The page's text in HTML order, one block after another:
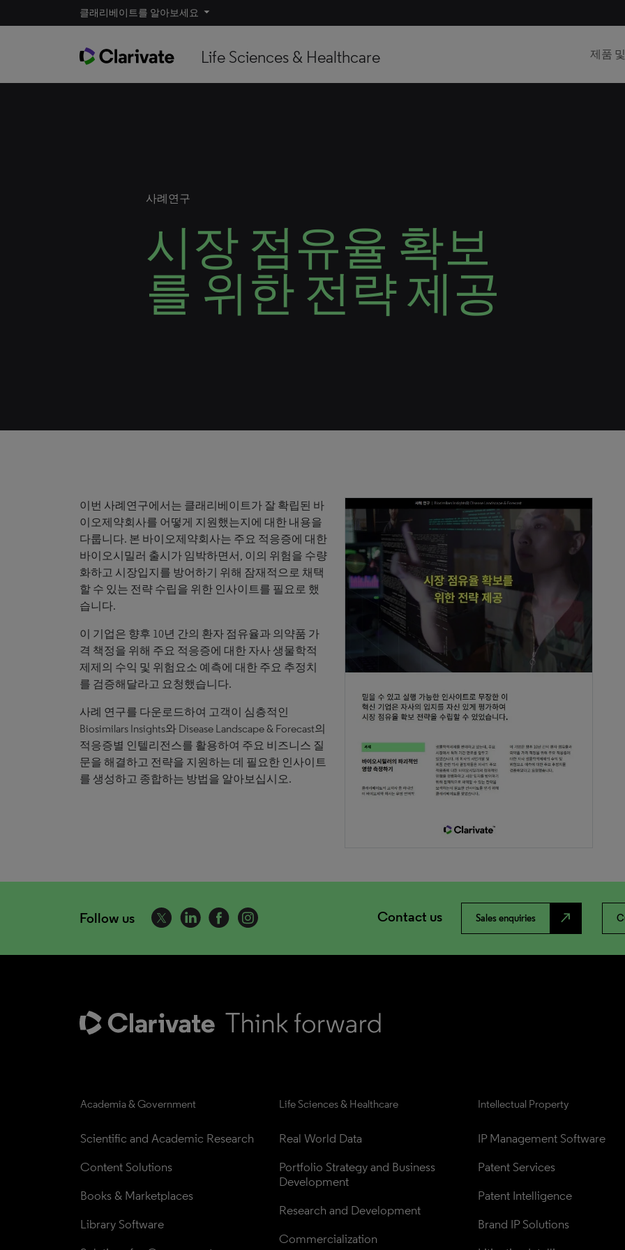
클래리베이트를 알아보세요
Life Sciences & Healthcare 제품
사례연구
시장 점유율 확보
를 위한 전략 제공
이번 사례연구에서는 클래리베이트가 잘 확립된 바
이오제약회사를 어떻게 지원했는지에 대한 내용을
다룹니다. 본 바이오제약회사는 주요 적응증에 대한
바이오시밀러 출시가 임박하면서, 이의 위험을 수량
화하고 시장입지를 방어하기 위해 잠재적으로 채택
할 수 있는 전략 수립을 위한 인사이트를 필요로 했
습니다.
이 기업은 향후 10년 간의 환자 점유율과 의약품 가
격 책정을 위해 주요 적응증에 대한 자사 생물학적
제제의 수익 및 위험요소 예측에 대한 주요 추정치
를 검증해달라고 요청했습니다.
사례 연구를 다운로드하여 고객이 심층적인
Biosimilars Insights와 Disease Landscape & Forecast의
적응증별 인텔리전스를 활용하여 주요 비즈니스 질
문을 해결하고 전략을 지원하는 데 필요한 인사이트
를 생성하고 종합하는 방법을 알아보십시오.
Follow us Contact us Sales enquiries north_east
Academia & Government
Scientific and Academic Research
Content Solutions
Books & Marketplaces
Library Software
Life Sciences & Healthcare
Real World Data
Portfolio Strategy and Business
Development
Research and Development
Commercialization
Intellectual Property
IP Management Software
Patent Services
Patent Intelligence
Brand IP Solutions